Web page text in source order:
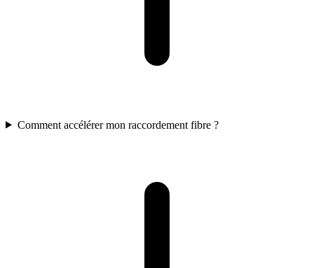
Comment accélérer mon raccordement fibre ?